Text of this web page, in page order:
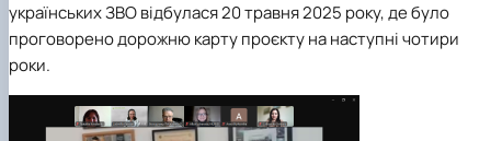
українських ЗВО відбулася 20 травня 2025 року, де було
проговорено дорожню карту проєкту на наступні чотири
роки.